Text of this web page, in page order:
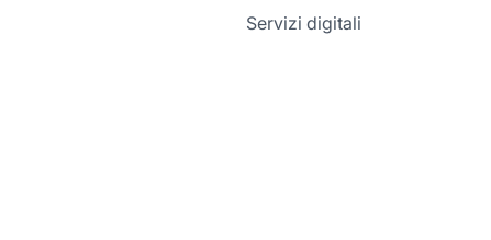
Servizi digitali